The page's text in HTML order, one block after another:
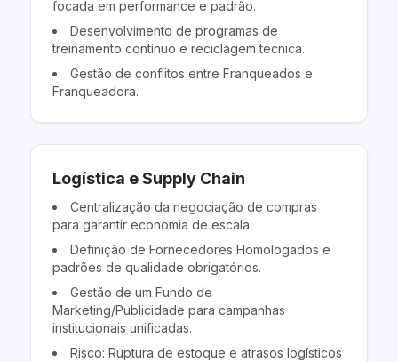
focada em performance e padrão.
Desenvolvimento de programas de
treinamento contínuo e reciclagem técnica.
Gestão de conflitos entre Franqueados e
Franqueadora.
Logística e Supply Chain
Centralização da negociação de compras
para garantir economia de escala.
Definição de Fornecedores Homologados e
padrões de qualidade obrigatórios.
Gestão de um Fundo de
Marketing/Publicidade para campanhas
institucionais unificadas.
Risco: Ruptura de estoque e atrasos logísticos